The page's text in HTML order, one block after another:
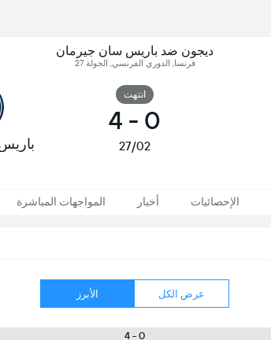
ديجون ضد باريس سان جيرمان
فرنسا, الدوري الفرنسي, الجولة 27
انتهت
0
-
4
27/02
الإحصائيات أخبار المواجهات المباشرة
عرض الكل الأبرز
0 - 4